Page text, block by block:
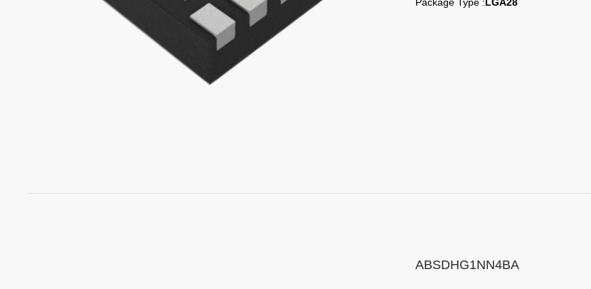
Package Type :LGA28
ABSDHG1NN4BA